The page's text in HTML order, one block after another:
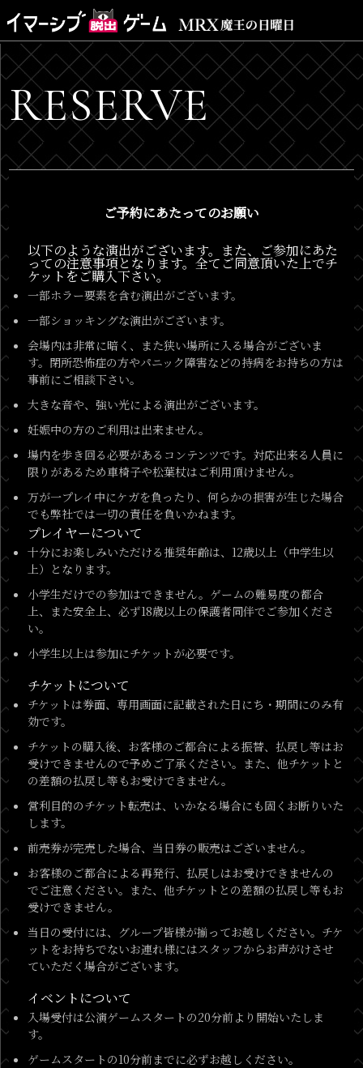
RESERVE
ご予約にあたってのお願い
以下のような演出がございます。また、ご参加にあた
っての注意事項となります。全てご同意頂いた上でチ
ケットをご購入下さい。
一部ホラー要素を含む演出がございます。
一部ショッキングな演出がございます。
会場内は非常に暗く、また狭い場所に入る場合がございま
す。閉所恐怖症の方やパニック障害などの持病をお持ちの方は
事前にご相談下さい。
大きな音や、強い光による演出がございます。
妊娠中の方のご利用は出来ません。
場内を歩き回る必要があるコンテンツです。対応出来る人員に
限りがあるため車椅子や松葉杖はご利用頂けません。
万が一プレイ中にケガを負ったり、何らかの損害が生じた場合
でも弊社では一切の責任を負いかねます。
プレイヤーについて
十分にお楽しみいただける推奨年齢は、12歳以上（中学生以
上）となります。
小学生だけでの参加はできません。ゲームの難易度の都合
上、また安全上、必ず18歳以上の保護者同伴でご参加くださ
い。
小学生以上は参加にチケットが必要です。
チケットについて
チケットは券面、専用画面に記載された日にち・期間にのみ有
効です。
チケットの購入後、お客様のご都合による振替、払戻し等はお
受けできませんので予めご了承ください。また、他チケットと
の差額の払戻し等もお受けできません。
営利目的のチケット転売は、いかなる場合にも固くお断りいた
します。
前売券が完売した場合、当日券の販売はございません。
お客様のご都合による再発行、払戻しはお受けできませんの
でご注意ください。また、他チケットとの差額の払戻し等もお
受けできません。
当日の受付には、グループ皆様が揃ってお越しください。チケ
ットをお持ちでないお連れ様にはスタッフからお声がけさせ
ていただく場合がございます。
イベントについて
入場受付は公演ゲームスタートの20分前より開始いたしま
す。
ゲームスタートの10分前までに必ずお越しください。